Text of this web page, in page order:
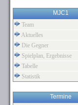
MJC1
Team
Aktuelles
Die Gegner
Spielplan, Ergebnisse
Tabelle
Statistik
Termine